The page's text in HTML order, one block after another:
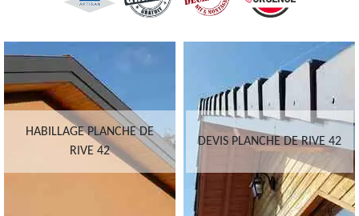
HABILLAGE PLANCHE DE
RIVE 42
DEVIS PLANCHE DE RIVE 42